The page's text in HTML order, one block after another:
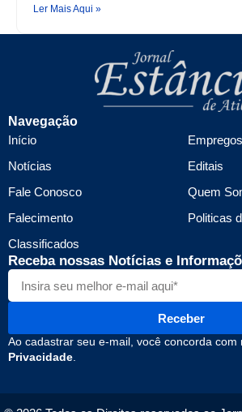
Ler Mais Aqui »
Navegação
Início
Notícias
Fale Conosco
Falecimento
Classificados
Empregos
Editais
Quem
Politicas
Receba nossas Notícias e
Receber
Ao cadastrar seu e-mail, você concorda com
Privacidade.